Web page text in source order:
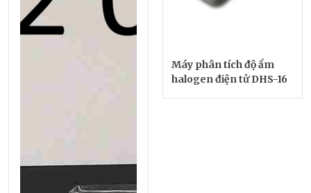
Máy phân tích độ ẩm
halogen điện tử DHS-16